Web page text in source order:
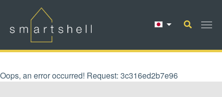
Skip to main content
Oops, an error occurred! Request: 3c316ed2b7e96